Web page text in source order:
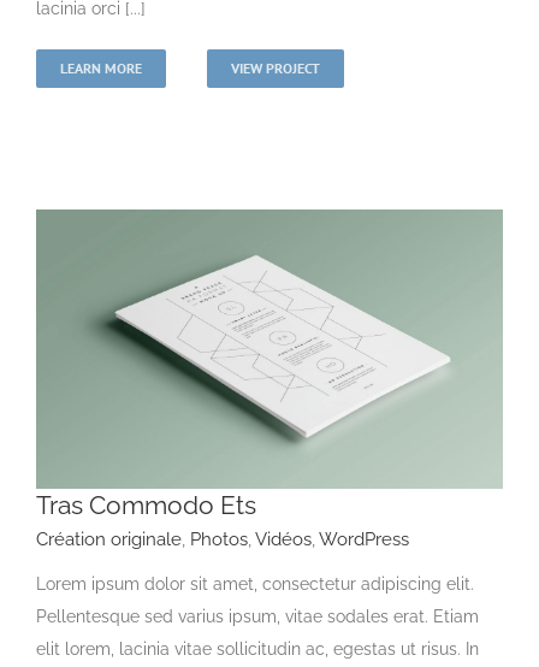
lacinia orci [...]
LEARN MORE VIEW PROJECT
Tras Commodo Ets
Création originale, Photos,Vidéos,WordPress
Lorem ipsum dolor sit amet, consectetur adipiscing elit.
Pellentesque sed varius ipsum, vitae sodales erat. Etiam
elit lorem, lacinia vitae sollicitudin ac, egestas ut risus. In